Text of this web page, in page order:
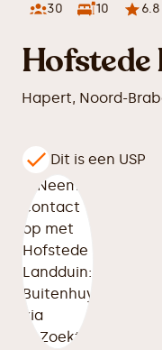
30 10 6.8
Hapert, Noord-
Dit is een USP